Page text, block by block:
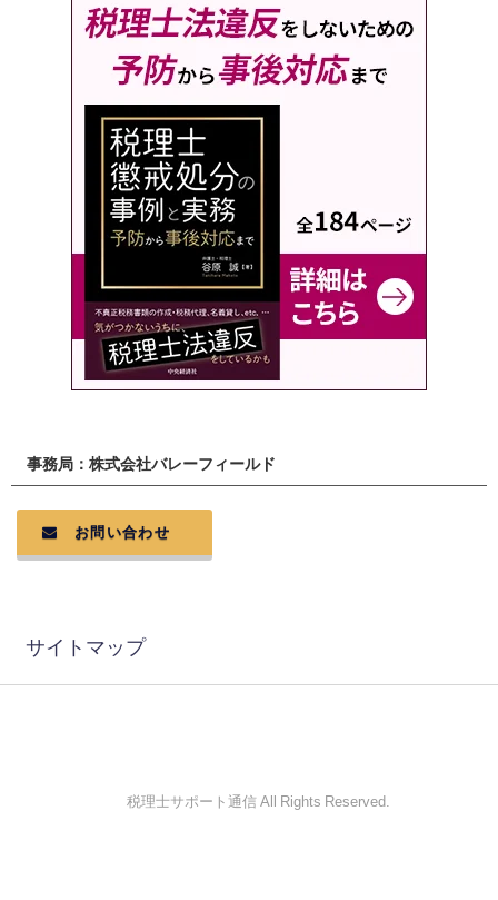
事務局：株式会社バレーフィールド
お問い合わせ
サイトマップ
© 税理士サポート通信 All Rights Reserved.